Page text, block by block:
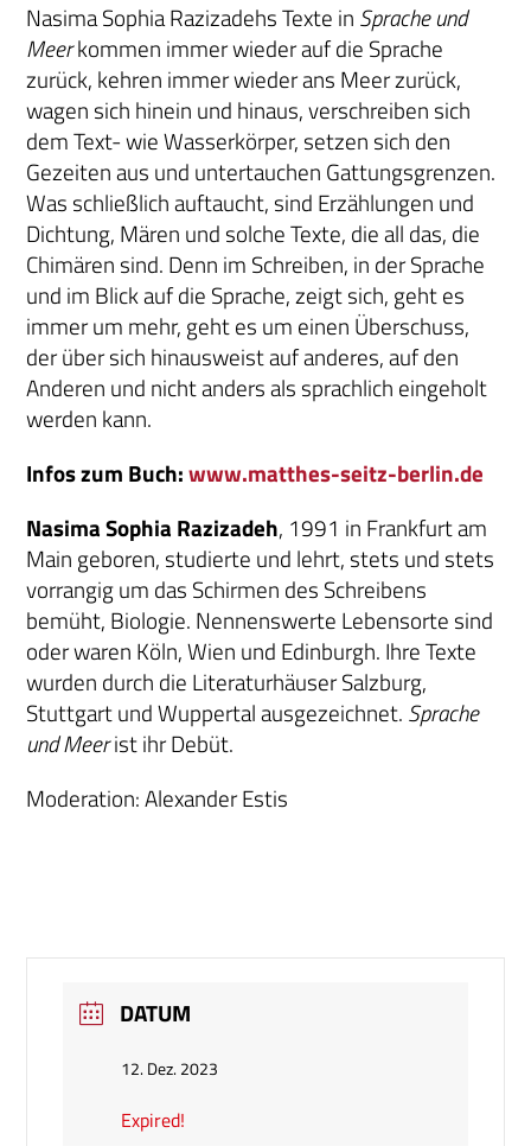
Nasima Sophia Razizadehs Texte in Sprache und
Meerkommen immer wieder auf die Sprache
zurück, kehren immer wieder ans Meer zurück,
wagen sich hinein und hinaus, verschreiben sich
dem Text- wie Wasserkörper, setzen sich den
Gezeiten aus und untertauchen Gattungsgrenzen.
Was schließlich auftaucht, sind Erzählungen und
Dichtung, Mären und solche Texte, die all das, die
Chimären sind. Denn im Schreiben, in der Sprache
und im Blick auf die Sprache, zeigt sich, geht es
immer um mehr, geht es um einen Überschuss,
der über sich hinausweist auf anderes, auf den
Anderen und nicht anders als sprachlich eingeholt
werden kann.
Infos zum Buch:www.matthes-seitz-berlin.de
Nasima Sophia Razizadeh, 1991 in Frankfurt am
Main geboren, studierte und lehrt, stets und stets
vorrangig um das Schirmen des Schreibens
bemüht, Biologie. Nennenswerte Lebensorte sind
oder waren Köln, Wien und Edinburgh. Ihre Texte
wurden durch die Literaturhäuser Salzburg,
Stuttgart und Wuppertal ausgezeichnet. Sprache
und Meerist ihr Debüt.
Moderation: Alexander Estis
DATUM
12. Dez. 2023
Expired!